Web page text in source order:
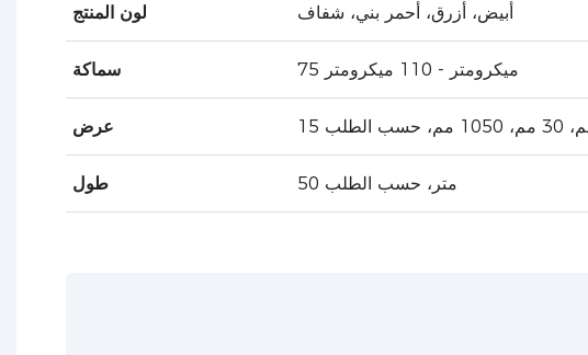
لون المنتج أبيض، أزرق، أحمر بني، شفاف
سماكة 75 ميكرومتر - 110 ميكرومتر
عرض
طول 50 متر، حسب الطلب